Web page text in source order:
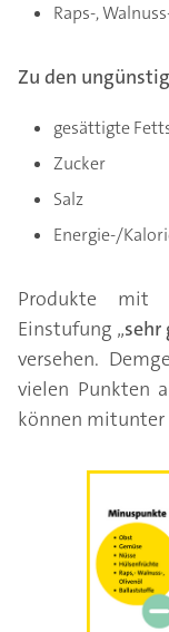
Raps-,
Zu den
gesättigte
Zucker
Salz
Energie-/
Produkte mit
Einstufung „sehr
versehen.
vielen Punkten
können mitunter